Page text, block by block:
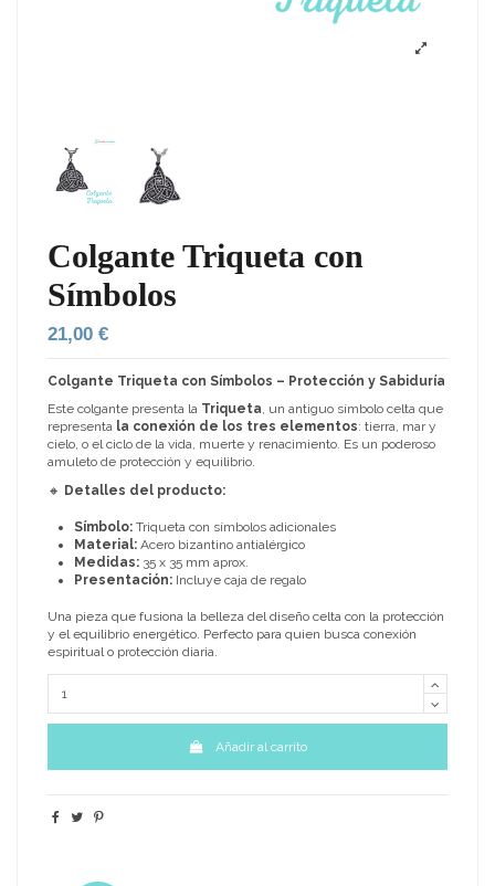
Colgante Triqueta con
Símbolos
21,00 €
Colgante Triqueta con Símbolos – Protección y Sabiduría
Este colgante presenta la Triqueta, un antiguo símbolo celta que
representa la conexión de los tres elementos: tierra, mar y
cielo, o el ciclo de la vida, muerte y renacimiento. Es un poderoso
amuleto de protección y equilibrio.
🔸 Detalles del producto:
Símbolo: Triqueta con símbolos adicionales
Material: Acero bizantino antialérgico
Medidas: 35 x 35 mm aprox.
Presentación: Incluye caja de regalo
Una pieza que fusiona la belleza del diseño celta con la protección
y el equilibrio energético. Perfecto para quien busca conexión
espiritual o protección diaria.
Añadir al carrito